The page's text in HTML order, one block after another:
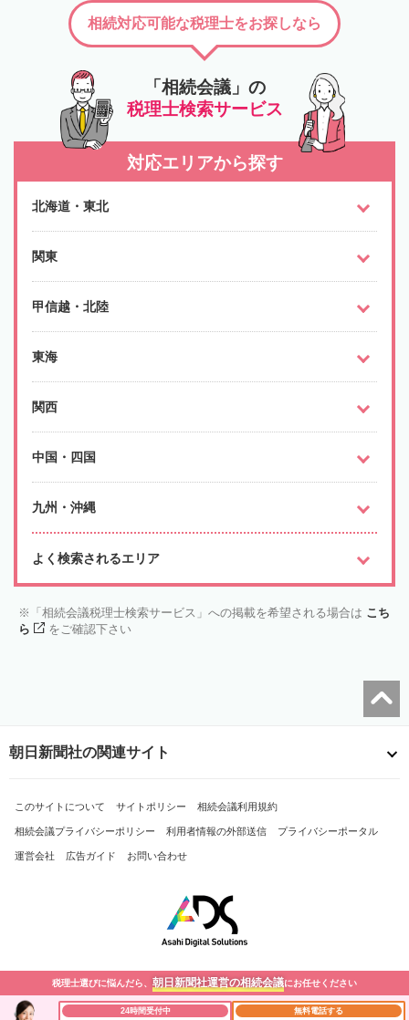
「相続会議」の
税理士検索サービス
相続対応可能な税理士をお探しなら
対応エリアから探す
北海道・東北
関東
甲信越・北陸
東海
関西
中国・四国
九州・沖縄
よく検索されるエリア
「相続会議税理士検索サービス」への掲載を希望される場合は こち
ら
をご確認下さい
税理士選びに悩んだら、 朝日新聞社運営の相続会議にお任せください
24時間受付中 無料電話する
朝日新聞社の関連サイト
このサイトについて サイトポリシー 相続会議利用規約
相続会議プライバシーポリシー 利用者情報の外部送信 プライバシーポータル
運営会社 広告ガイド お問い合わせ
Copyright© The Asahi Shimbun Company. All Rights Reserved.